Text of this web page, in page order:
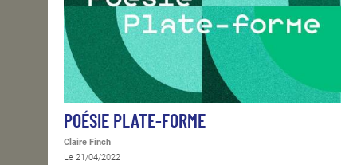
POÉSIE PLATE-FORME
Claire Finch
Le 21/04/2022